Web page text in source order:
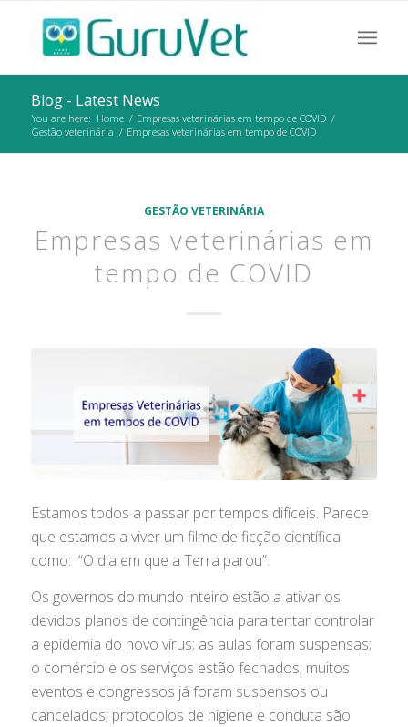
Blog - Latest News
You are here: Home / Empresas veterinárias em tempo de COVID /
Gestão veterinária / Empresas veterinárias em tempo de COVID
GESTÃO VETERINÁRIA
Empresas veterinárias em
tempo de COVID
Estamos todos a passar por tempos difíceis. Parece
que estamos a viver um filme de ficção científica
como: “O dia em que a Terra parou”.
Os governos do mundo inteiro estão a ativar os
devidos planos de contingência para tentar controlar
a epidemia do novo vírus; as aulas foram suspensas;
o comércio e os serviços estão fechados; muitos
eventos e congressos já foram suspensos ou
cancelados; protocolos de higiene e conduta são